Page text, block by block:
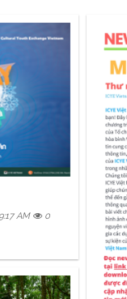
AM 0